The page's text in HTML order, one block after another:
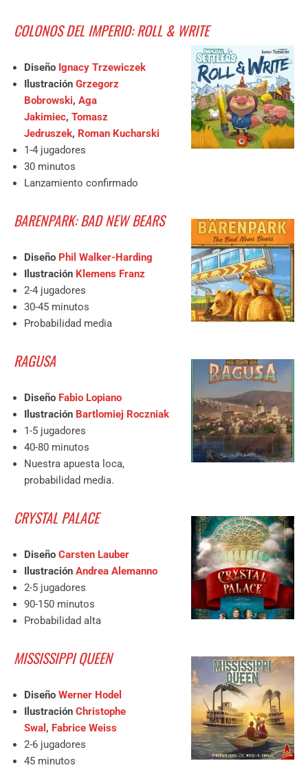
COLONOS DEL IMPERIO: ROLL & WRITE
Diseño Ignacy Trzewiczek
Ilustración Grzegorz
Bobrowski, Aga
Jakimiec, Tomasz
Jedruszek, Roman Kucharski
1-4 jugadores
30 minutos
Lanzamiento confirmado
BARENPARK: BAD NEW BEARS
Diseño Phil Walker-Harding
Ilustración Klemens Franz
2-4 jugadores
30-45 minutos
Probabilidad media
RAGUSA
Diseño Fabio Lopiano
Ilustración Bartlomiej Roczniak
1-5 jugadores
40-80 minutos
Nuestra apuesta loca,
probabilidad media.
CRYSTAL PALACE
Diseño Carsten Lauber
Ilustración Andrea Alemanno
2-5 jugadores
90-150 minutos
Probabilidad alta
MISSISSIPPI QUEEN
Diseño Werner Hodel
Ilustración Christophe
Swal , Fabrice Weiss
2-6 jugadores
45 minutos